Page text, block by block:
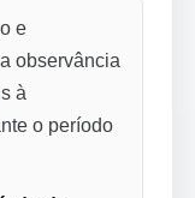
e
observância
à
o período